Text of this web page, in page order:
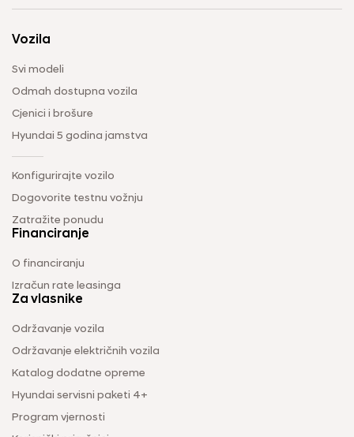
Vozila
Svi modeli
Odmah dostupna vozila
Cjenici i brošure
Hyundai 5 godina jamstva
Konfigurirajte vozilo
Dogovorite testnu vožnju
Zatražite ponudu
Financiranje
O financiranju
Izračun rate leasinga
Za vlasnike
Održavanje vozila
Održavanje električnih vozila
Katalog dodatne opreme
Hyundai servisni paketi 4+
Program vjernosti